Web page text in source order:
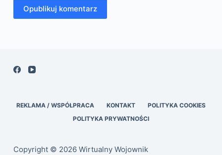
Opublikuj komentarz
REKLAMA / WSPÓŁPRACA KONTAKT
POLITYKA COOKIES
POLITYKA PRYWATNOŚCI
Copyright © 2026 Wirtualny Wojownik